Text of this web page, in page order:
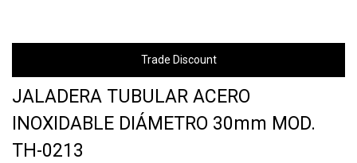
Trade Discount
JALADERA TUBULAR ACERO
INOXIDABLE DIÁMETRO 30mm MOD.
TH-0213